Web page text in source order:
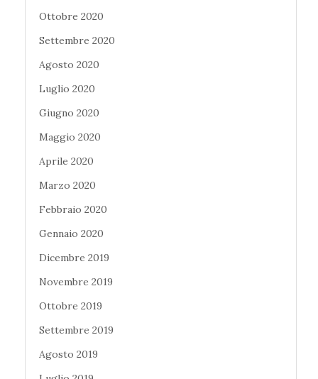
Ottobre 2020
Settembre 2020
Agosto 2020
Luglio 2020
Giugno 2020
Maggio 2020
Aprile 2020
Marzo 2020
Febbraio 2020
Gennaio 2020
Dicembre 2019
Novembre 2019
Ottobre 2019
Settembre 2019
Agosto 2019